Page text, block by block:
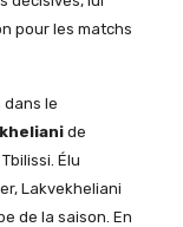
pour les matchs
le
de
Élu
Lakvekheliani
de la saison. En